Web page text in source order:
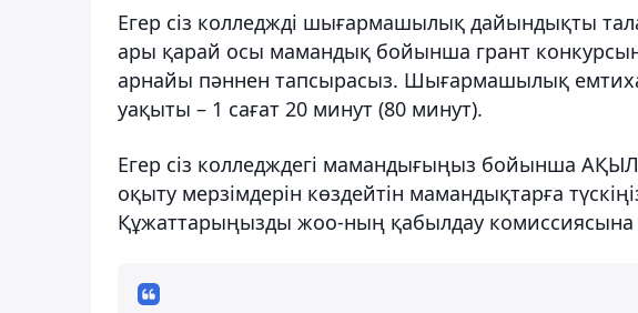
Егер сіз колледжді шығармашылық дайындықты
ары қарай осы мамандық бойынша грант
арнайы пәннен тапсырасыз. Шығармашылық
уақыты – 1 сағат 20 минут (80 минут).
Егер сіз колледждегі мамандығыңыз бойынша
оқыту мерзімдерін көздейтін мамандықтарға
Құжаттарыңызды жоо-ның қабылдау комиссиясына